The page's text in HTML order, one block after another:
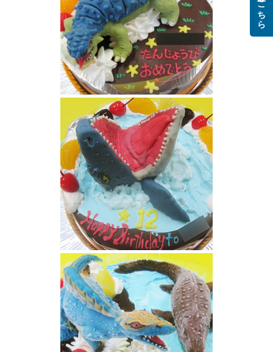
アンキロサウルス恐竜ケーキ
恐竜モササウルス立体ケーキ